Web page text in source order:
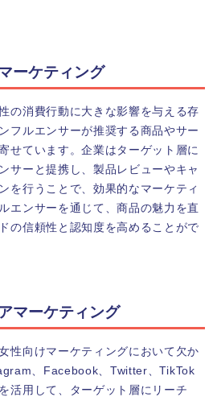
ーケティング
の消費行動に大きな影響を与える存
フルエンサーが推奨する商品やサー
せています。企業はターゲット層に
サーと提携し、製品レビューやキャ
を行うことで、効果的なマーケティ
エンサーを通じて、商品の魅力を直
の信頼性と認知度を高めることがで
マーケティング
性向けマーケティングにおいて欠か
、Facebook、Twitter、TikTok
活用して、ターゲット層にリーチ